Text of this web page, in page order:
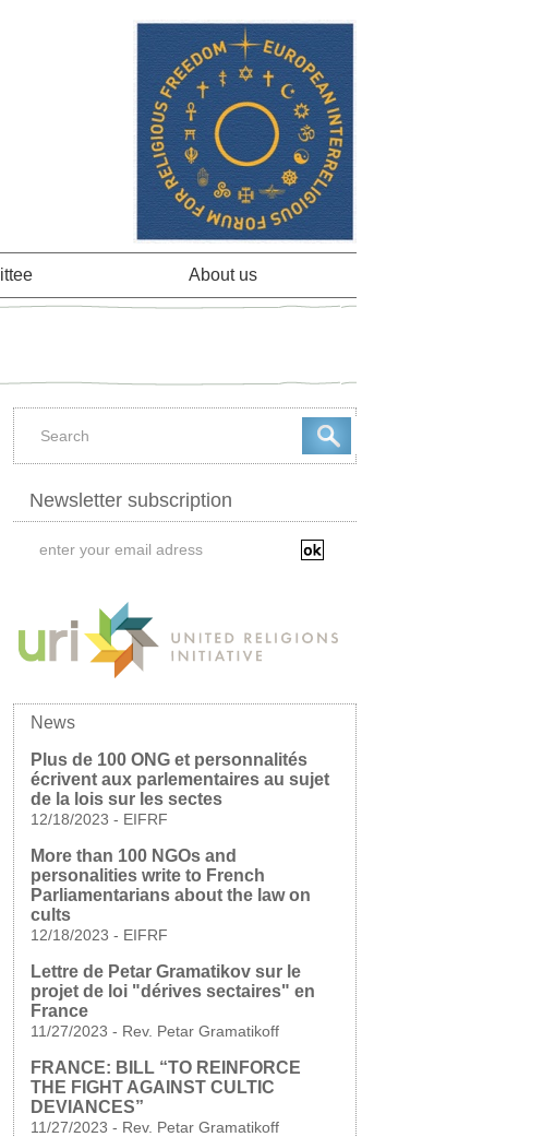
About us
Newsletter subscription
News
Plus de 100 ONG et personnalités
écrivent aux parlementaires au sujet
de la lois sur les sectes
12/18/2023 - EIFRF
More than 100 NGOs and
personalities write to French
Parliamentarians about the law on
cults
12/18/2023 - EIFRF
Lettre de Petar Gramatikov sur le
projet de loi "dérives sectaires" en
France
11/27/2023 - Rev. Petar Gramatikoff
FRANCE: BILL “TO REINFORCE
THE FIGHT AGAINST CULTIC
DEVIANCES”
11/27/2023 - Rev. Petar Gramatikoff